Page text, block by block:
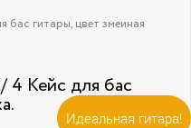
бас гитары, цвет змеиная
4 Кейс для бас
Идеальная гитара!